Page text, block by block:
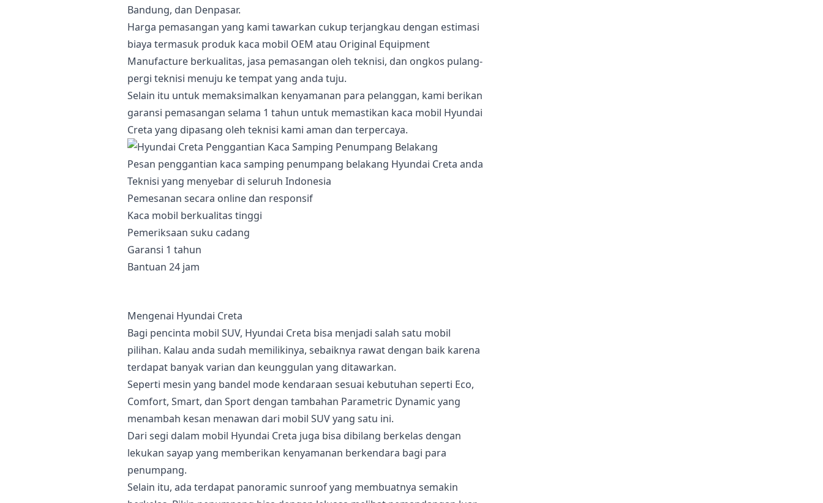
Bandung, dan Denpasar.
Harga pemasangan yang kami tawarkan cukup terjangkau dengan estimasi
biaya termasuk produk kaca mobil OEM atau Original Equipment
Manufacture berkualitas, jasa pemasangan oleh teknisi, dan ongkos pulang-
pergi teknisi menuju ke tempat yang anda tuju.
Selain itu untuk memaksimalkan kenyamanan para pelanggan, kami berikan
garansi pemasangan selama 1 tahun untuk memastikan kaca mobil Hyundai
Creta yang dipasang oleh teknisi kami aman dan terpercaya.
Pesan penggantian kaca samping penumpang belakang Hyundai Creta anda
Teknisi yang menyebar di seluruh Indonesia
Pemesanan secara online dan responsif
Kaca mobil berkualitas tinggi
Pemeriksaan suku cadang
Garansi 1 tahun
Bantuan 24 jam
Mengenai Hyundai Creta
Bagi pencinta mobil SUV, Hyundai Creta bisa menjadi salah satu mobil
pilihan. Kalau anda sudah memilikinya, sebaiknya rawat dengan baik karena
terdapat banyak varian dan keunggulan yang ditawarkan.
Seperti mesin yang bandel mode kendaraan sesuai kebutuhan seperti Eco,
Comfort, Smart, dan Sport dengan tambahan Parametric Dynamic yang
menambah kesan menawan dari mobil SUV yang satu ini.
Dari segi dalam mobil Hyundai Creta juga bisa dibilang berkelas dengan
lekukan sayap yang memberikan kenyamanan berkendara bagi para
penumpang.
Selain itu, ada terdapat panoramic sunroof yang membuatnya semakin